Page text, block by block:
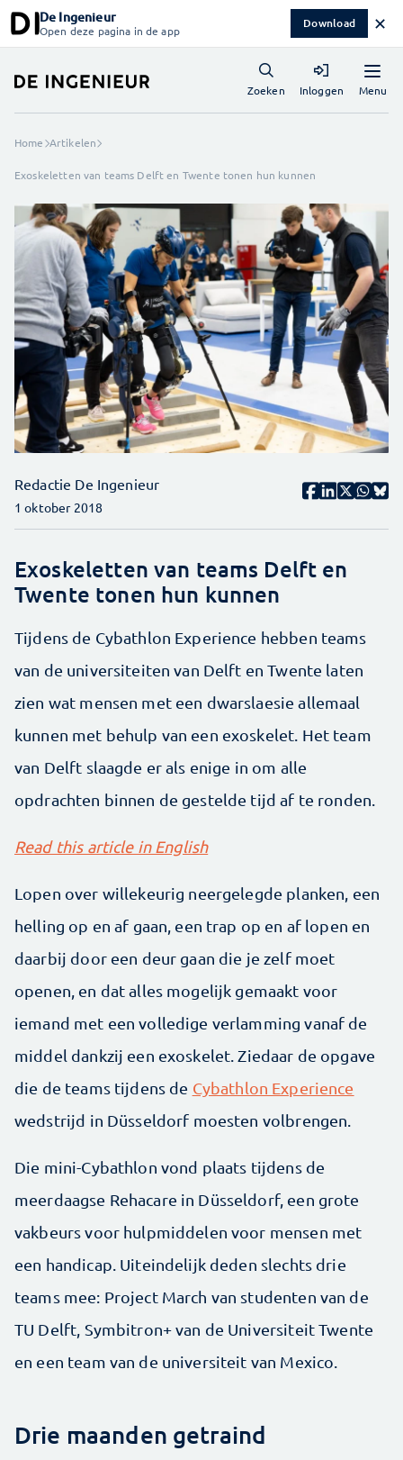
De Ingenieur
Open deze pagina in de app Download ✕
Menu
Zoeken Inloggen
Home Artikelen
Exoskeletten van teams Delft en Twente tonen hun kunnen
Redactie De Ingenieur
1 oktober 2018
Exoskeletten van teams Delft en
Twente tonen hun kunnen
Tijdens de Cybathlon Experience hebben teams
van de universiteiten van Delft en Twente laten
zien wat mensen met een dwarslaesie allemaal
kunnen met behulp van een exoskelet. Het team
van Delft slaagde er als enige in om alle
opdrachten binnen de gestelde tijd af te ronden.
Read this article in English
Lopen over willekeurig neergelegde planken, een
helling op en af gaan, een trap op en af lopen en
daarbij door een deur gaan die je zelf moet
openen, en dat alles mogelijk gemaakt voor
iemand met een volledige verlamming vanaf de
middel dankzij een exoskelet. Ziedaar de opgave
die de teams tijdens de Cybathlon Experience
wedstrijd in Düsseldorf moesten volbrengen.
Die mini-Cybathlon vond plaats tijdens de
meerdaagse Rehacare in Düsseldorf, een grote
vakbeurs voor hulpmiddelen voor mensen met
een handicap. Uiteindelijk deden slechts drie
teams mee: Project March van studenten van de
TU Delft, Symbitron+ van de Universiteit Twente
en een team van de universiteit van Mexico.
Drie maanden getraind